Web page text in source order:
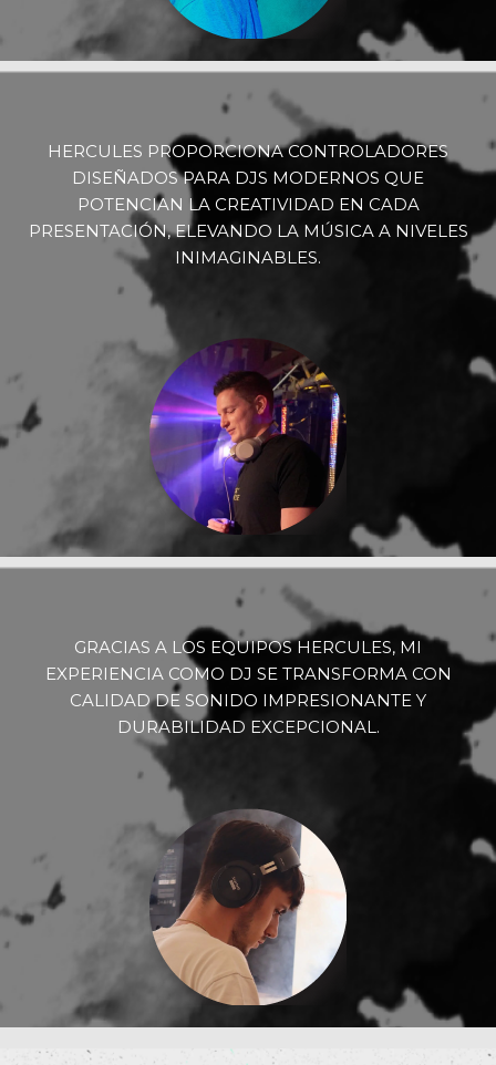
HERCULES PROPORCIONA CONTROLADORES
DISEÑADOS PARA DJS MODERNOS QUE
POTENCIAN LA CREATIVIDAD EN CADA
PRESENTACIÓN, ELEVANDO LA MÚSICA A NIVELES
INIMAGINABLES.
GRACIAS A LOS EQUIPOS HERCULES, MI
EXPERIENCIA COMO DJ SE TRANSFORMA CON
CALIDAD DE SONIDO IMPRESIONANTE Y
DURABILIDAD EXCEPCIONAL.